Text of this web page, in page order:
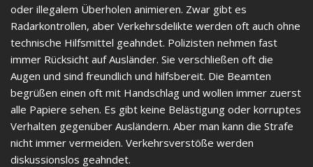
oder illegalem Überholen animieren. Zwar gibt es
Radarkontrollen, aber Verkehrsdelikte werden oft auch ohne
technische Hilfsmittel geahndet. Polizisten nehmen fast
immer Rücksicht auf Ausländer. Sie verschließen oft die
Augen und sind freundlich und hilfsbereit. Die Beamten
begrüßen einen oft mit Handschlag und wollen immer zuerst
alle Papiere sehen. Es gibt keine Belästigung oder korruptes
Verhalten gegenüber Ausländern. Aber man kann die Strafe
nicht immer vermeiden. Verkehrsverstöße werden
diskussionslos geahndet.